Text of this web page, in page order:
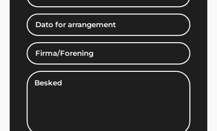
Kim Tvarsted
"Fantastisk arrangement vi fik stablet på benene
ved hjælp af ShowBizz Danmark".
vores årlige fest. Stor tak for god service".